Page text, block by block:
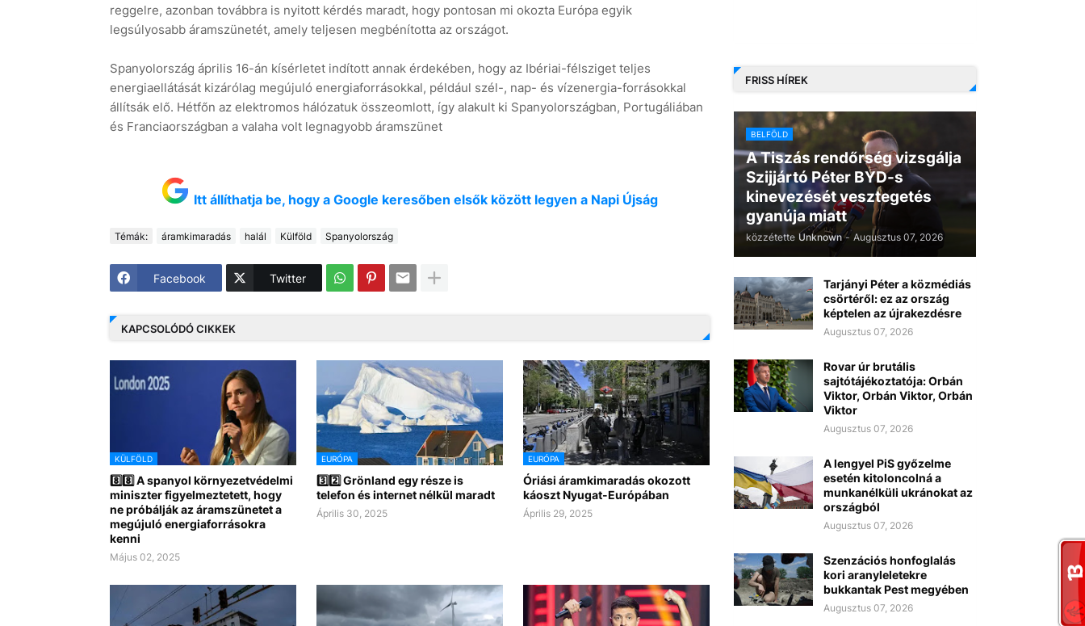
reggelre, azonban továbbra is nyitott kérdés maradt, hogy pontosan mi okozta Európa egyik
legsúlyosabb áramszünetét, amely teljesen megbénította az országot.
Spanyolország április 16-án kísérletet indított annak érdekében, hogy az Ibériai-félsziget teljes
energiaellátását kizárólag megújuló energiaforrásokkal, például szél-, nap- és vízenergia-forrásokkal
állítsák elő. Hétfőn az elektromos hálózatuk összeomlott, így alakult ki Spanyolországban, Portugáliában
és Franciaországban a valaha volt legnagyobb áramszünet
Itt állíthatja be, hogy a Google keresőben elsők között legyen a Napi Újság
Témák: áramkimaradás halál Külföld Spanyolország
Facebook Twitter
KAPCSOLÓDÓ CIKKEK
KÜLFÖLD
8️⃣8️⃣ A spanyol környezetvédelmi
miniszter figyelmeztetett, hogy
ne próbálják az áramszünetet a
megújuló energiaforrásokra
kenni
Május 02, 2025
EURÓPA
3️⃣2️⃣ Grönland egy része is
telefon és internet nélkül maradt
Április 30, 2025
EURÓPA
Óriási áramkimaradás okozott
káoszt Nyugat-Európában
Április 29, 2025
FRISS HÍREK
BELFÖLD
A Tiszás rendőrség vizsgálja
Szijjártó Péter BYD-s
kinevezését vesztegetés
gyanúja miatt
közzétette Unknown - Augusztus 07, 2026
Tarjányi Péter a közmédiás
csörtéről: ez az ország
képtelen az újrakezdésre
Augusztus 07, 2026
Rovar úr brutális
sajtótájékoztatója: Orbán
Viktor, Orbán Viktor, Orbán
Viktor
Augusztus 07, 2026
A lengyel PiS győzelme
esetén kitoloncolná a
munkanélküli ukránokat az
országból
Augusztus 07, 2026
Szenzációs honfoglalás
kori aranyleletekre
bukkantak Pest megyében
Augusztus 07, 2026